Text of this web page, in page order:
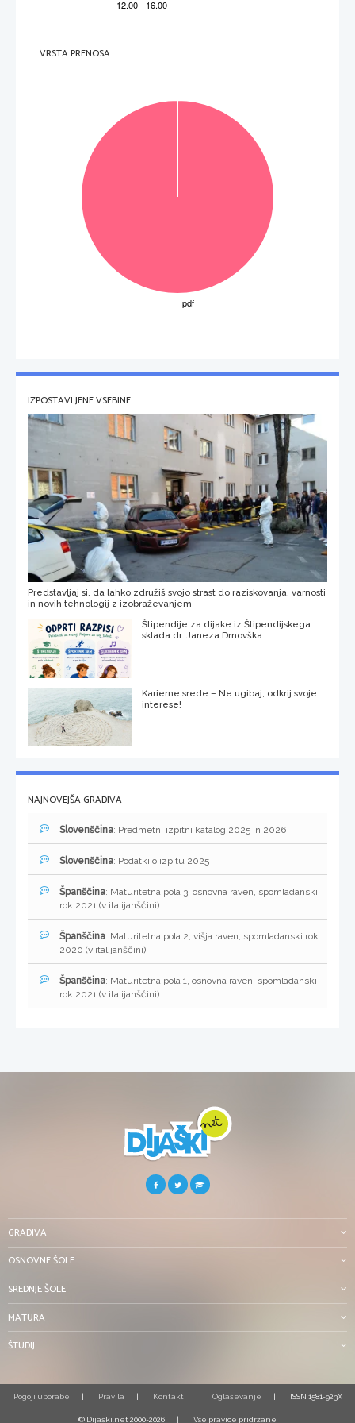
Naštejte vsaj tri naslove stavkov iz poslušanega dela in vsakega od njih čim
(oblika, izvor).
  _____________________________________________________________________________________
VRSTA PRENOSA
IZPOSTAVLJENE VSEBINE
Predstavljaj si, da lahko združiš svojo strast do raziskovanja, varnosti
in novih tehnologij z izobraževanjem
Štipendije za dijake iz Štipendijskega
sklada dr. Janeza Drnovška
Karierne srede – Ne ugibaj, odkrij svoje
interese!
NAJNOVEJŠA GRADIVA
Slovenščina: Predmetni izpitni katalog 2025 in 2026
Slovenščina: Podatki o izpitu 2025
Španščina: Maturitetna pola 3, osnovna raven, spomladanski
rok 2021 (v italijanščini)
Španščina: Maturitetna pola 2, višja raven, spomladanski rok
2020 (v italijanščini)
Španščina: Maturitetna pola 1, osnovna raven, spomladanski
rok 2021 (v italijanščini)
GRADIVA
OSNOVNE ŠOLE
SREDNJE ŠOLE
MATURA
ŠTUDIJ
Pogoji uporabe Pravila Kontakt Oglaševanje ISSN 1581-923X
© Dijaški.net 2000-2026 Vse pravice pridržane